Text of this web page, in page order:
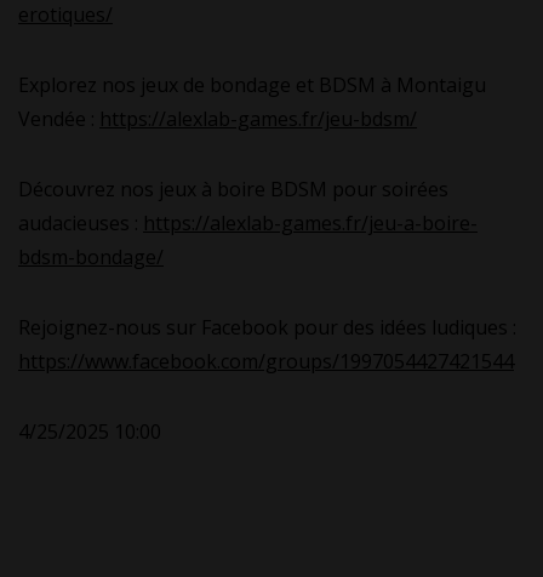
erotiques/
Explorez nos jeux de bondage et BDSM à Montaigu
Vendée : https://alexlab-games.fr/jeu-bdsm/
Découvrez nos jeux à boire BDSM pour soirées
audacieuses : https://alexlab-games.fr/jeu-a-boire-
bdsm-bondage/
Rejoignez-nous sur Facebook pour des idées ludiques :
https://www.facebook.com/groups/1997054427421544
4/25/2025 10:00